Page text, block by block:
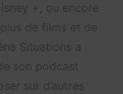
+, ou encore
de films et de
Situations a
son podcast
sur d’autres